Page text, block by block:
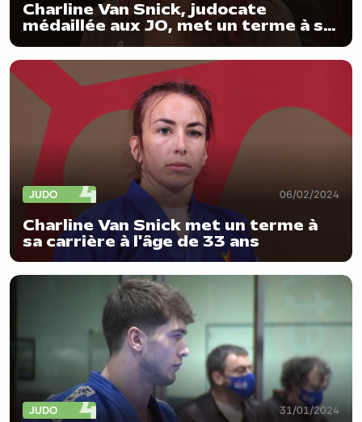
Charline Van Snick, judocate
médaillée aux JO, met un terme à sa
JUDO 06/02/2024
Charline Van Snick met un terme à
sa carrière à l'âge de 33 ans
JUDO 31/01/2024